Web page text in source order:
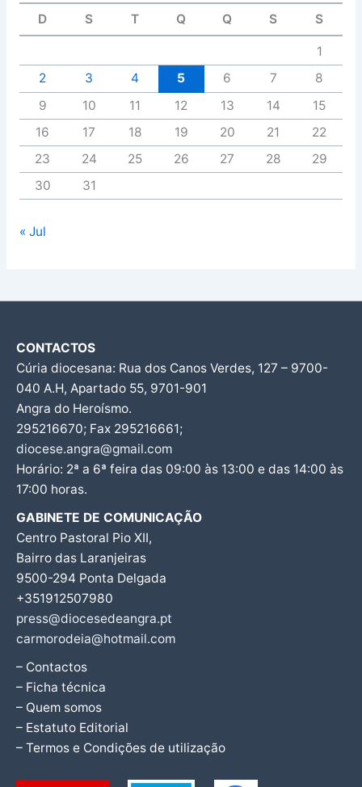
D S T Q Q S S
1
2
3 4 5 6 7
8
9
10 11 12 13 14
15
16
17 18 19 20 21
22
23
24 25 26 27 28
29
30
31
« Jul
CONTACTOS
Cúria diocesana: Rua dos Canos Verdes, 127 – 9700-
040 A.H, Apartado 55, 9701-901
Angra do Heroísmo.
295216670; Fax 295216661;
diocese.angra@gmail.com
Horário: 2ª a 6ª feira das 09:00 às 13:00 e das 14:00 às
17:00 horas.
GABINETE DE COMUNICAÇÃO
Centro Pastoral Pio XII,
Bairro das Laranjeiras
9500-294 Ponta Delgada
+351912507980
press@diocesedeangra.pt
carmorodeia@hotmail.com
– Contactos
– Ficha técnica
– Quem somos
– Estatuto Editorial
– Termos e Condições de utilização